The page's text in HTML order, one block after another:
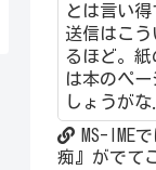
とは言い
送信はこ
るほど。
は本のペ
しょうが
MS-IME
痴』がでて